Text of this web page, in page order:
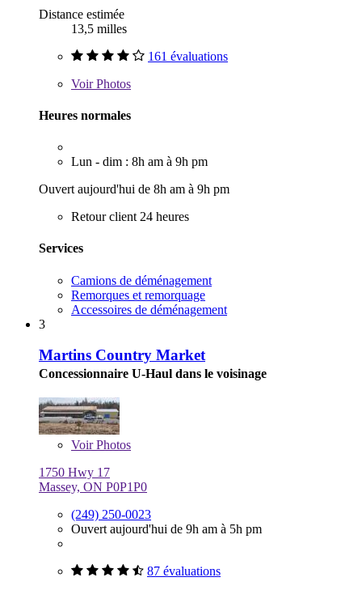
Distance estimée
13,5 milles
161 évaluations
VoirPhotos
Heures normales
Lun - dim : 8h am à 9h pm
Ouvert aujourd'hui de 8h am à 9h pm
Retour client 24 heures
Services
Camions de déménagement
Remorques et remorquage
Accessoires de déménagement
3
Martins Country Market
Concessionnaire U-Haul dans le voisinage
VoirPhotos
1750 Hwy 17
Massey, ON P0P1P0
(249) 250-0023
Ouvert aujourd'hui de 9h am à 5h pm
87 évaluations